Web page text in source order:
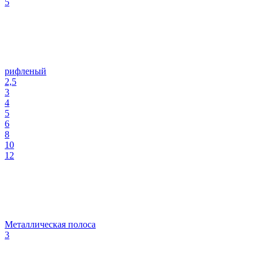
5
рифленый
2,5
3
4
5
6
8
10
12
Металлическая полоса
3